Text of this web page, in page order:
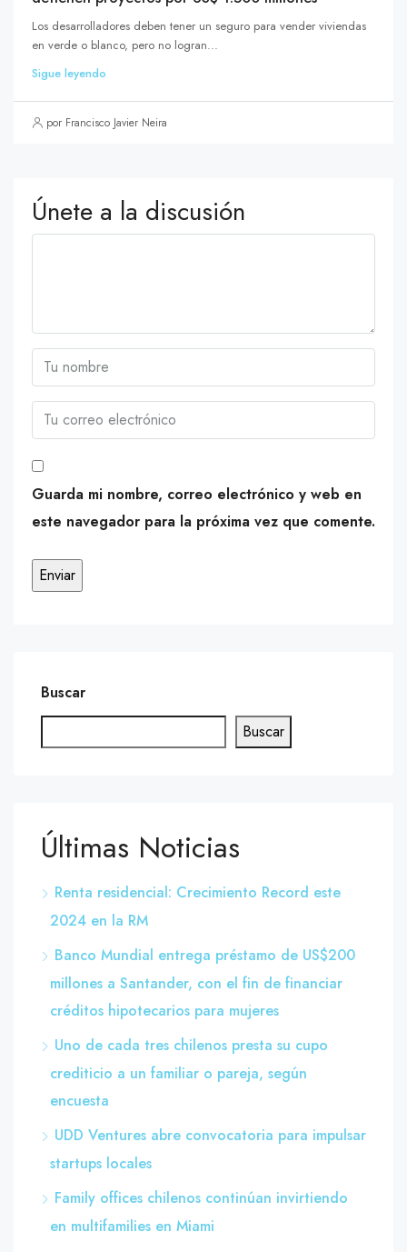
Los desarrolladores deben tener un seguro para vender viviendas
en verde o blanco, pero no logran...
Sigue leyendo
por Francisco Javier Neira
Únete a la discusión
Guarda mi nombre, correo electrónico y web en
este navegador para la próxima vez que comente.
Buscar
Buscar
Últimas Noticias
Renta residencial: Crecimiento Record este
2024 en la RM
Banco Mundial entrega préstamo de US$200
millones a Santander, con el fin de financiar
créditos hipotecarios para mujeres
Uno de cada tres chilenos presta su cupo
crediticio a un familiar o pareja, según
encuesta
UDD Ventures abre convocatoria para impulsar
startups locales
Family offices chilenos continúan invirtiendo
en multifamilies en Miami